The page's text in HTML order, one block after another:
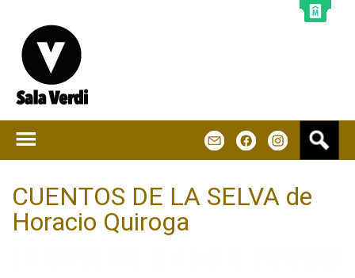
CUENTOS DE LA SELVA de
Horacio Quiroga
s
a